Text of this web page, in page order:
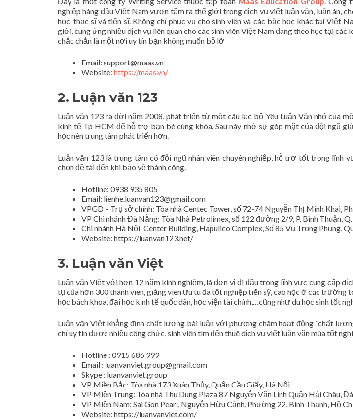
nghiệp hàng đầu Việt Nam vươn tầm ra thế giới trong dịch vụ viết luận văn, luận án,
học, thạc sĩ và tiến sĩ. Không chỉ phục vụ cho sinh viên và các bậc học khác tại Việt
giới, cung ứng nhiều dịch vụ liên quan cho các sinh viên Việt Nam đang theo học tại các
chắc chắn là một nơi uy tín bạn không muốn bỏ lỡ
Email: support@maas.vn
Website: https://maas.vn/
2. Luận văn 123
Luận văn 123 ra đời năm 2008, phát triển từ một câu lạc bộ Yêu Luận Văn nhỏ của
kinh tế Tp HCM để hỗ trợ bạn bè cùng khóa. Sau này nhờ sự góp mặt của đội ngũ
học nên trung tâm phát triển hơn.
Luận văn 123 là trung tâm có đội ngũ nhân viên chuyên nghiệp, hỗ trợ tốt trong lĩnh
chọn đề tài đến khi bảo vệ thành công.
Hotline: 0938 935 805
Email: lienhe.luanvan123@gmail.com
VPGD – Trụ sở chính: Tòa nhà Centec Tower, số 72-74 Nguyễn Thị Minh Khai,
VP Chi nhánh Đà Nẵng: Tòa Nhà Petrolimex, số 122 đường 2/9, P. Bình Thuận,
Chi nhánh Hà Nội: Center Building, Hapulico Complex, Số 85 Vũ Trọng Phụng,
Website: https://luanvan123.net/
3. Luận văn Việt
Luận văn Việt với hơn 12 năm kinh nghiệm, là đơn vị đi đầu trong lĩnh vực cung cấp
tụ của hơn 300 thành viên, giảng viên ưu tú đã tốt nghiệp tiến sỹ, cao học ở các trường
học bách khoa, đại học kinh tế quốc dân, học viện tài chính,…cũng như du học sinh tốt
Luận văn Việt khẳng định chất lượng bài luận với phương châm hoạt động “chất
chỉ uy tín được nhiều công chức, sinh viên tìm đến thuê dịch vụ viết luận văn mùa tốt
Hotline : 0915 686 999
Email : luanvanviet.group@gmail.com
Skype : luanvanviet.group
VP Miền Bắc: Tòa nhà 173 Xuân Thủy, Quận Cầu Giấy, Hà Nội
VP Miền Trung: Tòa nhà Thu Dung Plaza 87 Nguyễn Văn Linh Quận Hải Châu,
VP Miền Nam: Sai Gon Pearl, Nguyễn Hữu Cảnh, Phường 22, Bình Thạnh, Hồ
Website: https://luanvanviet.com/